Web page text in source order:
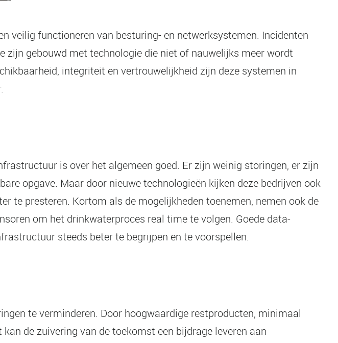
veilig functioneren van besturing- en netwerksystemen. Incidenten
zijn gebouwd met technologie die niet of nauwelijks meer wordt
integriteit en vertrouwelijkheid zijn deze systemen in
is over het algemeen goed. Er zijn weinig storingen, er zijn
opgave. Maar door nieuwe technologieën kijken deze bedrijven ook
te presteren. Kortom als de mogelijkheden toenemen, nemen ook de
om het drinkwaterproces real time te volgen. Goede data-
steeds beter te begrijpen en te voorspellen.
te verminderen. Door hoogwaardige restproducten, minimaal
de zuivering van de toekomst een bijdrage leveren aan